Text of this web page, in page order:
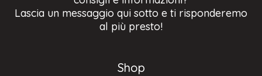
Lascia un messaggio qui sotto e ti risponderemo
al più presto!
Shop